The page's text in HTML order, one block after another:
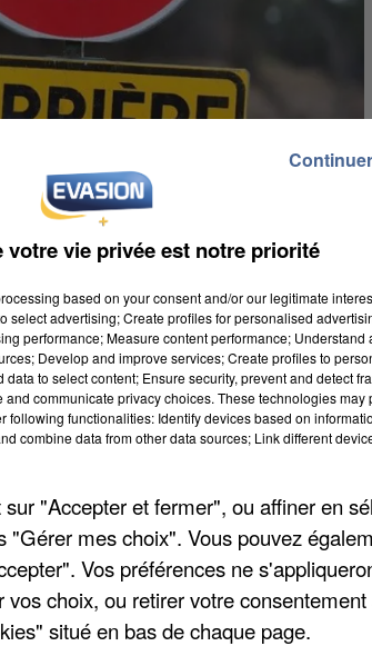
itinéraires de la Somme après les
de dégel ont été posées sur les
Les itinéraires les plus impactés
gel s'est sensiblement rapproché
durant toute la durée du
votre vie privée est notre priorité
based on your consent and/or our legitimate
select advertising; Create profiles for personalised
performance; Measure content performance; Understand
Develop and improve services; Create profiles to
to select content; Ensure security, prevent and detect
communicate privacy choices. These technologies may
following functionalities: Identify devices based on
combine data from other data sources; Link different
"Accepter et fermer", ou affiner en
"Gérer mes choix". Vous pouvez
Vos préférences ne
choix, ou retirer votre
situé en bas de chaque page.